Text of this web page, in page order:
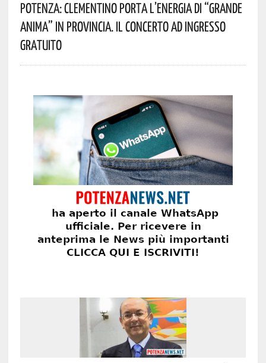
Potenza: Clementino Porta L’energia Di “Grande
Anima” In Provincia. Il Concerto Ad Ingresso
Gratuito